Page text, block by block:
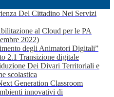
Del Cittadino Nei Servizi
al Cloud per le PA
2022)
degli Animatori Digitali”
2.1 Transizione digitale
Dei Divari Territoriali e
scolastica
Generation Classroom
innovativi di